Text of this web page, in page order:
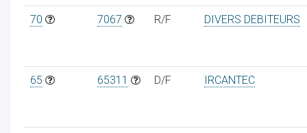
70 7067 R/F DIVERS DEBITEURS
65 65311 D/F IRCANTEC